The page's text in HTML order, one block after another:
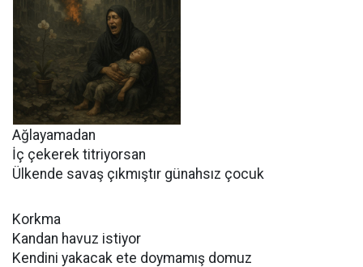
Ağlayamadan
İç çekerek titriyorsan
Ülkende savaş çıkmıştır günahsız çocuk
Korkma
Kandan havuz istiyor
Kendini yakacak ete doymamış domuz